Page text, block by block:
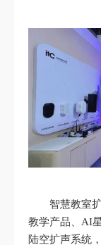
智慧教室
教学产品、AI
陆空扩声系统